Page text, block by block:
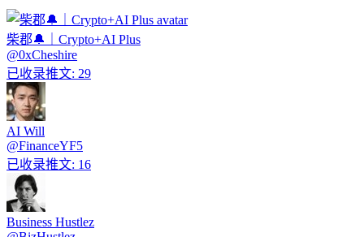
柴郡🔔｜Crypto+AI Plus
@0xCheshire
已收录推文: 29
AI Will
@FinanceYF5
已收录推文: 16
Business Hustlez